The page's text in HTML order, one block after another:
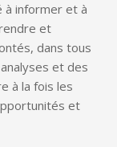
à informer et à
et
dans tous
et des
à la fois les
et